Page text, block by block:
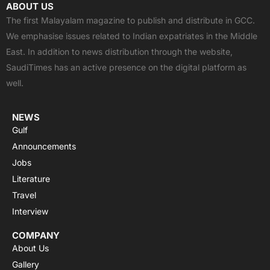
e
b
o
o
k
w
i
t
t
e
t
u
b
e
t
s
a
p
p
t
a
g
r
a
ABOUT US
The first Malayalam magazine to publish and distribute in GCC.
We emphasise issues related to Indian expatriates in the Middle
East. In addition to news distribution through the website,
SaudiTimes has an active presence on the digital platform as
well.
NEWS
Gulf
Announcements
Jobs
Literature
Travel
Interview
COMPANY
About Us
Gallery